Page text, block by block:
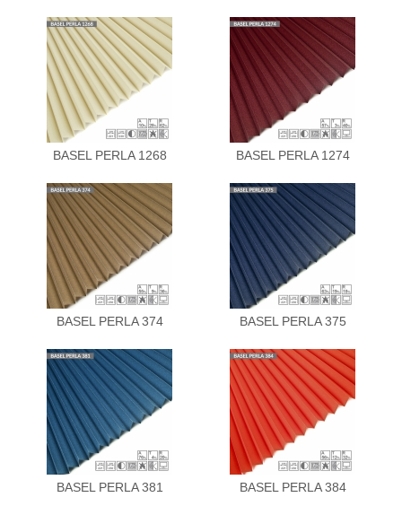
BASEL PERLA 1268 BASEL PERLA 1274
BASEL PERLA 374 BASEL PERLA 375
BASEL PERLA 381 BASEL PERLA 384